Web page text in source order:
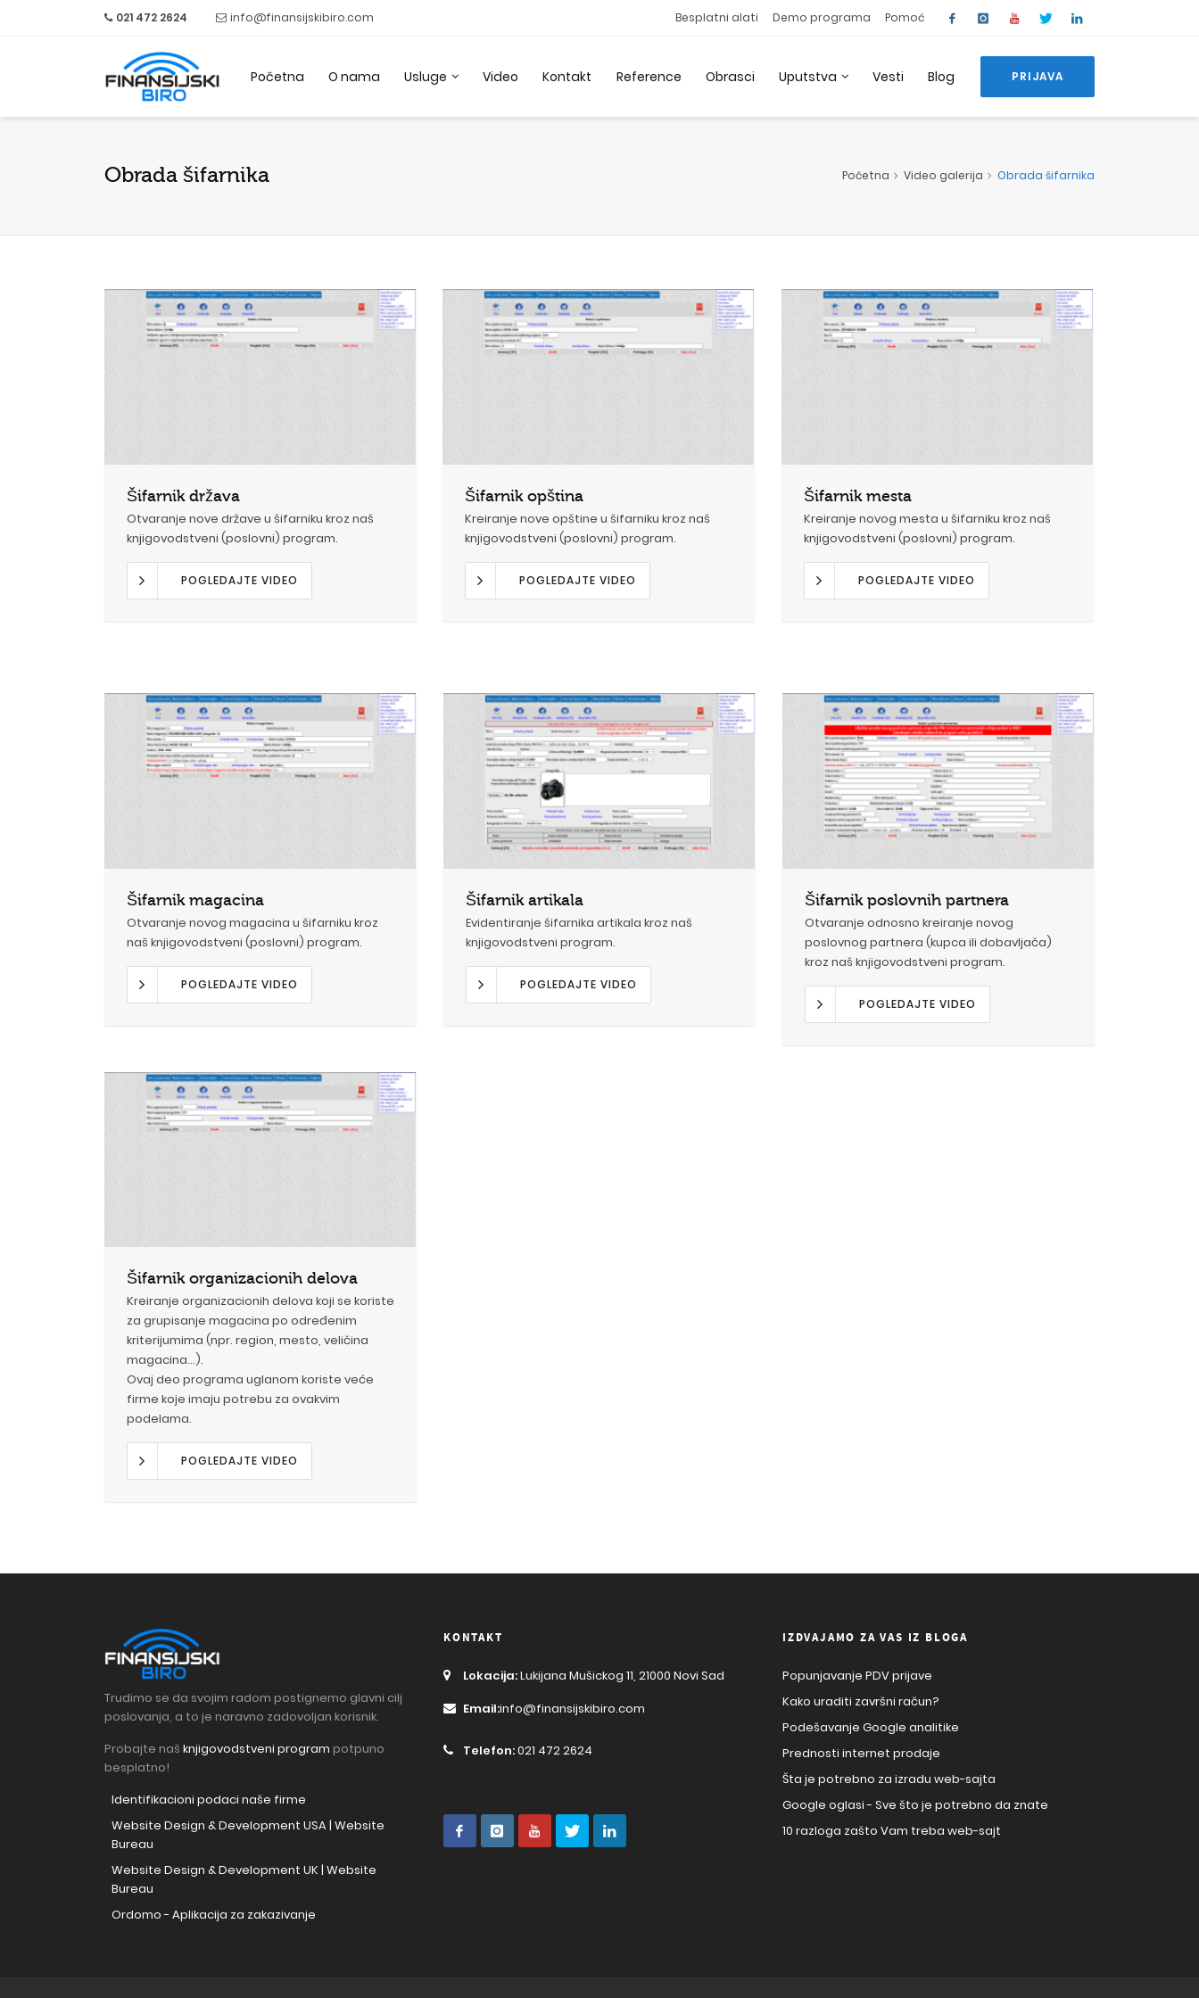
021 472 2624 info@finansijskibiro.com Besplatni alati Demo programa Pomoć
Početna O nama Usluge Video Kontakt Reference Obrasci Uputstva Vesti Blog PRIJAVA
Obrada šifarnika Početna Video galerija Obrada šifarnika
Šifarnik država
Otvaranje nove države u šifarniku kroz naš
knjigovodstveni (poslovni) program.
POGLEDAJTE VIDEO
Šifarnik opština
Kreiranje nove opštine u šifarniku kroz naš
knjigovodstveni (poslovni) program.
POGLEDAJTE VIDEO
Šifarnik mesta
Kreiranje novog mesta u šifarniku kroz naš
knjigovodstveni (poslovni) program.
POGLEDAJTE VIDEO
Šifarnik magacina
Otvaranje novog magacina u šifarniku kroz
naš knjigovodstveni (poslovni) program.
POGLEDAJTE VIDEO
Šifarnik artikala
Evidentiranje šifarnika artikala kroz naš
knjigovodstveni program.
POGLEDAJTE VIDEO
Šifarnik poslovnih partnera
Otvaranje odnosno kreiranje novog
poslovnog partnera (kupca ili dobavljača)
kroz naš knjigovodstveni program.
POGLEDAJTE VIDEO
Šifarnik organizacionih delova
Kreiranje organizacionih delova koji se koriste
za grupisanje magacina po određenim
kriterijumima (npr. region, mesto, veličina
magacina...).
Ovaj deo programa uglanom koriste veće
firme koje imaju potrebu za ovakvim
podelama.
POGLEDAJTE VIDEO
Trudimo se da svojim radom postignemo glavni cilj
poslovanja, a to je naravno zadovoljan korisnik.
Probajte naš knjigovodstveni program potpuno
besplatno!
Identifikacioni podaci naše firme
Website Design & Development USA | Website
Bureau
Website Design & Development UK | Website
Bureau
Ordomo - Aplikacija za zakazivanje
KONTAKT
Lokacija:Lukijana Mušickog 11, 21000 Novi Sad
Email:info@finansijskibiro.com
Telefon:021 472 2624
IZDVAJAMO ZA VAS IZ BLOGA
Popunjavanje PDV prijave
Kako uraditi završni račun?
Podešavanje Google analitike
Prednosti internet prodaje
Šta je potrebno za izradu web-sajta
Google oglasi - Sve što je potrebno da znate
10 razloga zašto Vam treba web-sajt